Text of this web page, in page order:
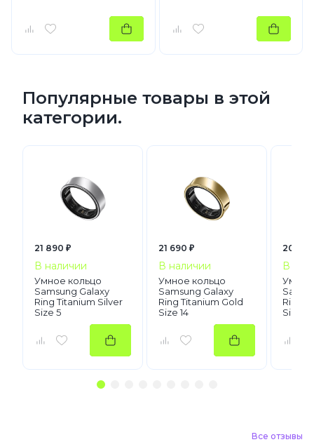
Популярные товары в этой
категории.
21 890 ₽
В наличии
Умное кольцо
Samsung Galaxy
Ring Titanium Silver
Size 5
21 690 ₽
В наличии
Умное кольцо
Samsung Galaxy
Ring Titanium Gold
Size 14
20
В
Умное
Ring
Size 5
Все отзывы